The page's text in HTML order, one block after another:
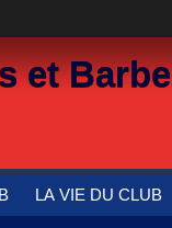
et
LA VIE DU CLUB